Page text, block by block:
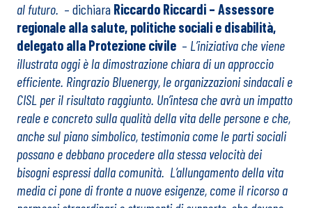
al futuro. – dichiara Riccardo Riccardi – Assessore
regionale alla salute, politiche sociali e disabilità,
delegato alla Protezione civile – L’iniziativa che viene
illustrata oggi è la dimostrazione chiara di un approccio
efficiente. Ringrazio Bluenergy, le organizzazioni sindacali e
CISL per il risultato raggiunto. Un’intesa che avrà un impatto
reale e concreto sulla qualità della vita delle persone e che,
anche sul piano simbolico, testimonia come le parti sociali
possano e debbano procedere alla stessa velocità dei
bisogni espressi dalla comunità. L’allungamento della vita
media ci pone di fronte a nuove esigenze, come il ricorso a